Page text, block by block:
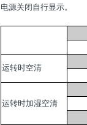
电源关闭自行显示。
运转时空清
运转时加湿空清